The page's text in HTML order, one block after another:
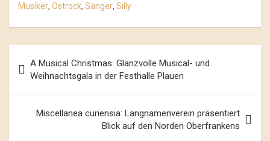
Musiker, Ostrock, Sänger, Silly
Navigation
A Musical Christmas: Glanzvolle Musical- und
Weihnachtsgala in der Festhalle Plauen
Miscellanea curiensia: Langnamenverein präsentiert
Blick auf den Norden Oberfrankens